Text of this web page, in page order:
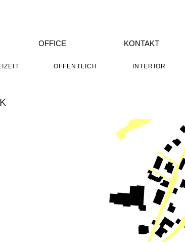
OFFICE KONTAKT
ÖFFENTLICH INTERIOR